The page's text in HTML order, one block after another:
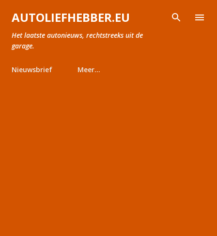
Doorgaan naar hoofdcontent
AUTOLIEFHEBBER.EU
Het laatste autonieuws, rechtstreeks uit de
garage.
Nieuwsbrief Meer…